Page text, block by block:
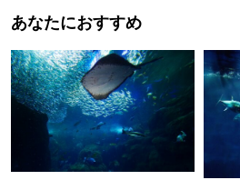
あなたにおすすめ